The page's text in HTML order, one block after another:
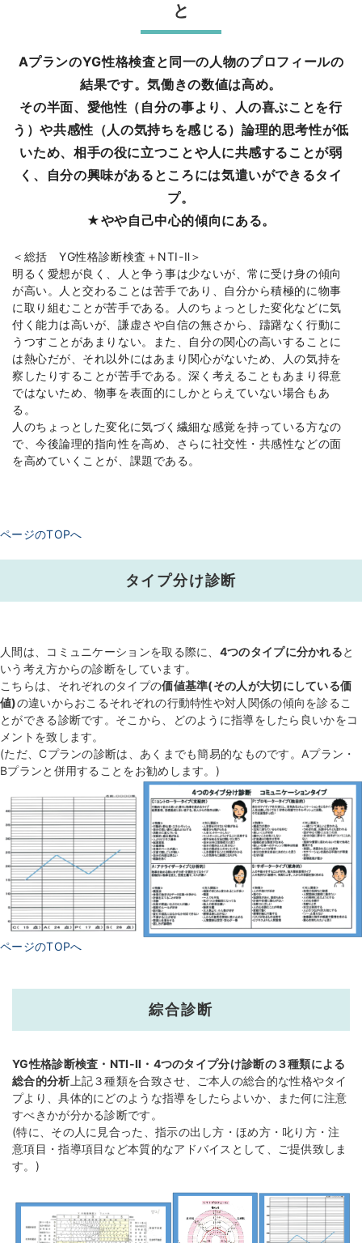
と
AプランのYG性格検査と同一の人物のプロフィールの
結果です。気働きの数値は高め。
その半面、愛他性（自分の事より、人の喜ぶことを行
う）や共感性（人の気持ちを感じる）論理的思考性が低
いため、相手の役に立つことや人に共感することが弱
く、自分の興味があるところには気遣いができるタイ
プ。
★やや自己中心的傾向にある。
＜総括 YG性格診断検査＋NTI-Ⅱ＞
明るく愛想が良く、人と争う事は少ないが、常に受け身の傾向
が高い。人と交わることは苦手であり、自分から積極的に物事
に取り組むことが苦手である。人のちょっとした変化などに気
付く能力は高いが、謙虚さや自信の無さから、躊躇なく行動に
うつすことがあまりない。また、自分の関心の高いすることに
は熱心だが、それ以外にはあまり関心がないため、人の気持を
察したりすることが苦手である。深く考えることもあまり得意
ではないため、物事を表面的にしかとらえていない場合もあ
る。
人のちょっとした変化に気づく繊細な感覚を持っている方なの
で、今後論理的指向性を高め、さらに社交性・共感性などの面
を高めていくことが、課題である。
ページのTOPへ
タイプ分け診断
人間は、コミュニケーションを取る際に、 4つのタイプに分かれると
いう考え方からの診断をしています。
こちらは、それぞれのタイプの価値基準(その人が大切にしている価
値)の違いからおこるそれぞれの行動特性や対人関係の傾向を診るこ
とができる診断です。そこから、どのように指導をしたら良いかをコ
メントを致します。
(ただ、Cプランの診断は、あくまでも簡易的なものです。Aプラン・
Bプランと併用することをお勧めします。)
ページのTOPへ
綜合診断
YG性格診断検査・NTI-Ⅱ・4つのタイプ分け診断の３種類による
総合的分析 上記３種類を合致させ、ご本人の総合的な性格やタイ
プより、具体的にどのような指導をしたらよいか、また何に注意
すべきかが分かる診断です。
(特に、その人に見合った、指示の出し方・ほめ方・叱り方・注
意項目・指導項目など本質的なアドバイスとして、ご提供致しま
す。)